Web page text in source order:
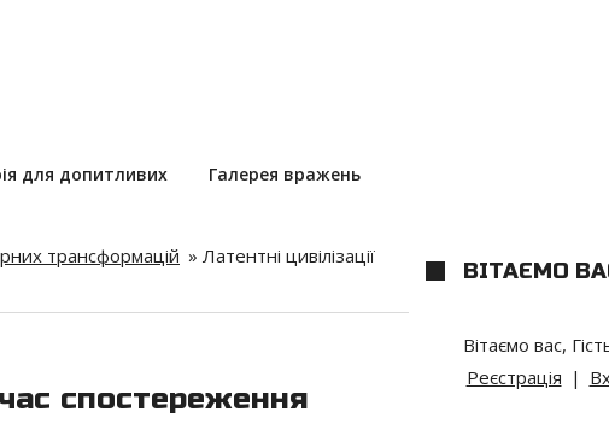
для допитливих Галерея вражень
трансформацій » Латентні цивілізації
спостереження
ВІТАЄМО
Вітаємо вас,
Реєстрація |